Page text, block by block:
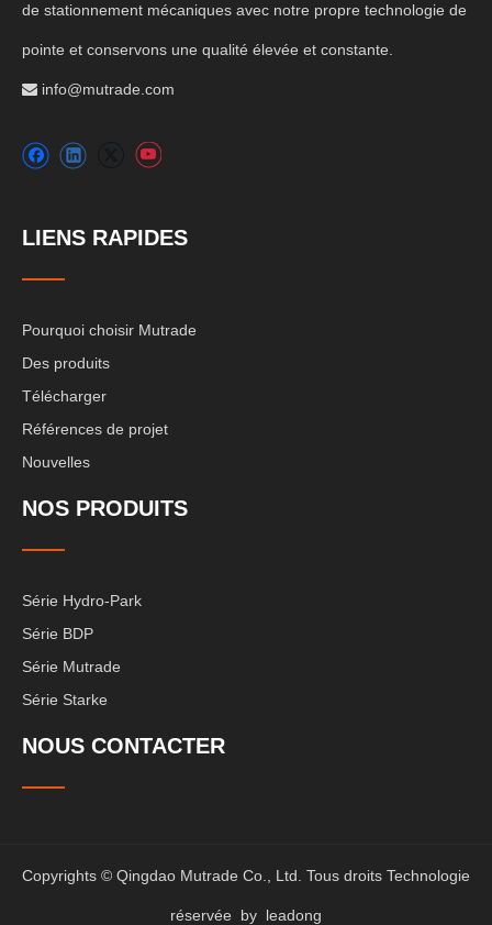
de stationnement mécaniques avec notre propre technologie de
pointe et conservons une qualité élevée et constante.
 info@mutrade.com
LIENS RAPIDES
Pourquoi choisir Mutrade
Des produits
Télécharger
Références de projet
Nouvelles
NOS PRODUITS
Série Hydro-Park
Série BDP
Série Mutrade
Série Starke
NOUS CONTACTER
Copyrights © Qingdao Mutrade Co., Ltd. Tous droits Technologie
réservée by leadong